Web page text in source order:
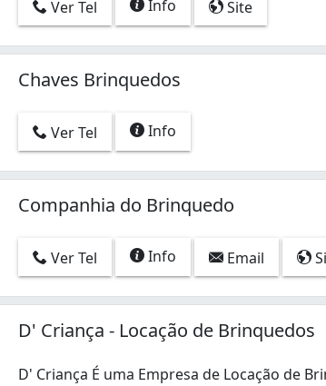
Ver Tel Info Site
Chaves Brinquedos
Ver Tel Info
Companhia do Brinquedo
Ver Tel Info Email
D' Criança - Locação de Brinquedos
D' Criança É uma Empresa de Locação de